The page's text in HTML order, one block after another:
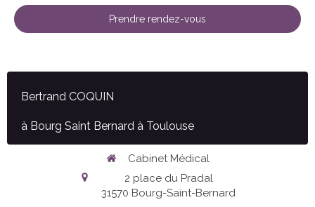
Prendre rendez-vous
Bertrand COQUIN
à Bourg Saint Bernard à Toulouse
Cabinet Médical
2 place du Pradal
31570 Bourg-Saint-Bernard